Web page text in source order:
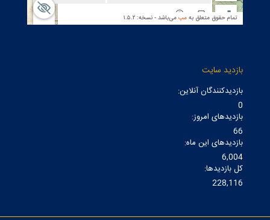
بازدید سایت
بازدیدکنندگان آنلاین:
0
بازدیدهای امروز:
66
بازدیدهای این ماه:
6,004
کل بازدیدها:
228,116